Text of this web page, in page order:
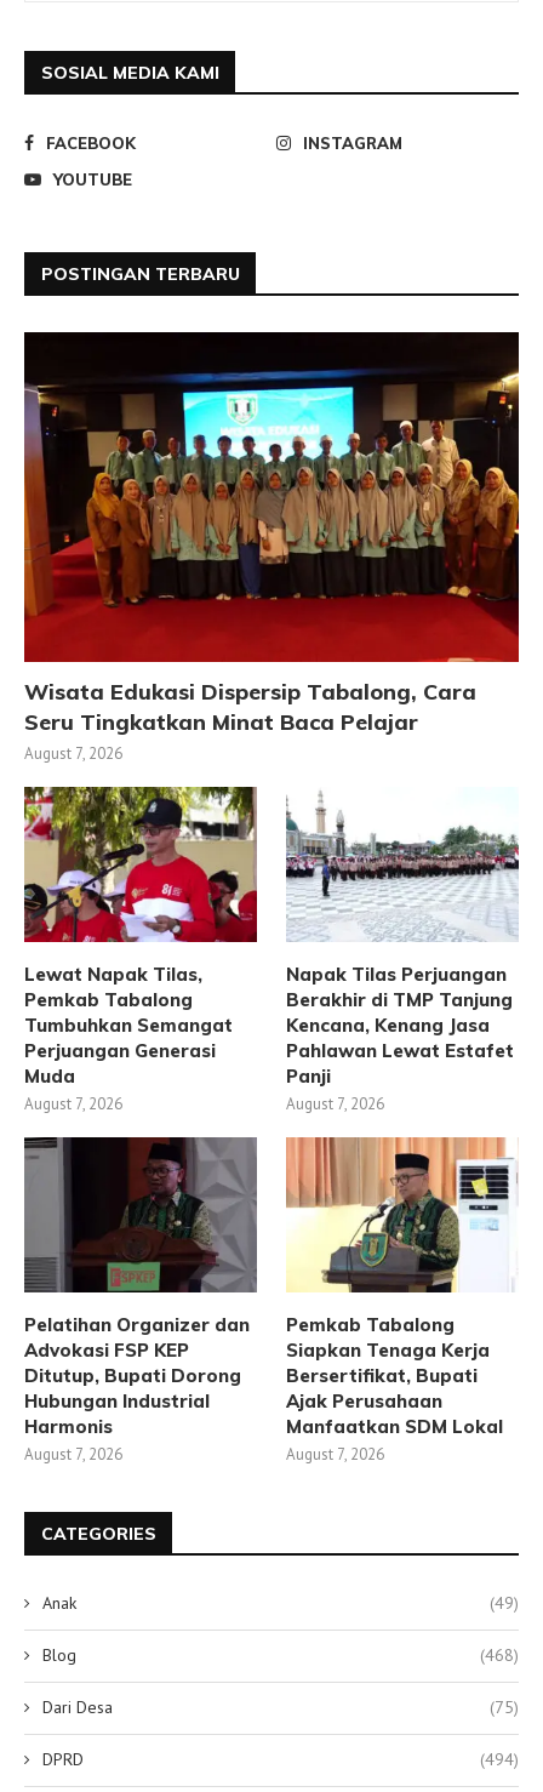
SOSIAL MEDIA KAMI
FACEBOOK
INSTAGRAM
YOUTUBE
POSTINGAN TERBARU
Wisata Edukasi Dispersip Tabalong, Cara
Seru Tingkatkan Minat Baca Pelajar
August 7, 2026
Lewat Napak Tilas,
Pemkab Tabalong
Tumbuhkan Semangat
Perjuangan Generasi
Muda
August 7, 2026
Napak Tilas Perjuangan
Berakhir di TMP Tanjung
Kencana, Kenang Jasa
Pahlawan Lewat Estafet
Panji
August 7, 2026
Pelatihan Organizer dan
Advokasi FSP KEP
Ditutup, Bupati Dorong
Hubungan Industrial
Harmonis
August 7, 2026
Pemkab Tabalong
Siapkan Tenaga Kerja
Bersertifikat, Bupati
Ajak Perusahaan
Manfaatkan SDM Lokal
August 7, 2026
CATEGORIES
Anak (49)
Blog (468)
Dari Desa (75)
DPRD (494)